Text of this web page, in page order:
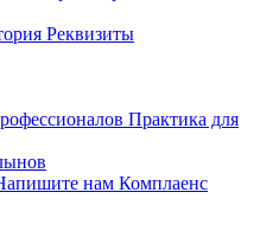
Реквизиты
Практика для
нам Комплаенс